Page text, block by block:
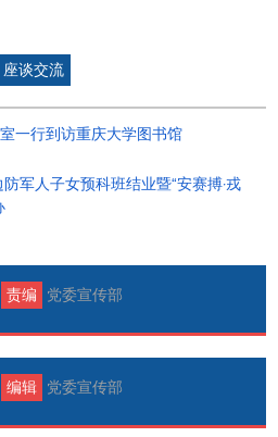
座谈交流
一行到访重庆大学图书馆
军人子女预科班结业暨“安赛搏·戎
责编 党委宣传部
编辑 党委宣传部